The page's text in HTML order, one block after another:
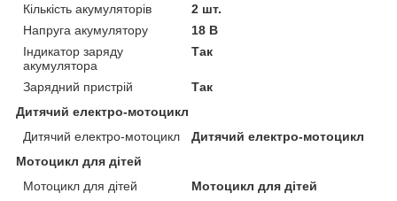
Кількість акумуляторів
2 шт.
Напруга акумулятору
18 В
Індикатор заряду
акумулятора
Так
Зарядний пристрій
Так
Дитячий електро-мотоцикл
Дитячий електро-мотоцикл
Дитячий електро-мотоцикл
Мотоцикл для дітей
Мотоцикл для дітей
Мотоцикл для дітей